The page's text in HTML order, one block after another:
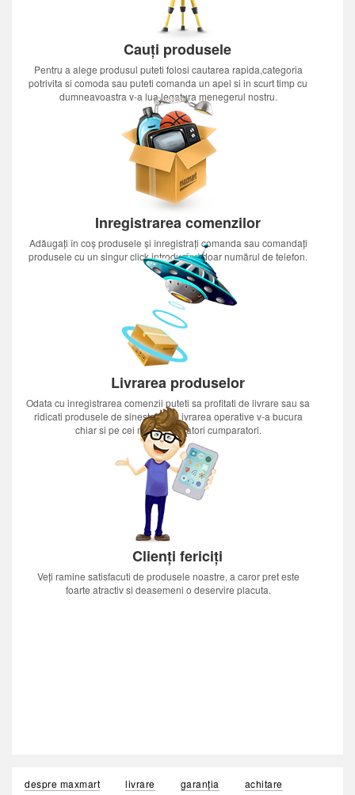
Cauți produsele
Pentru a alege produsul puteti folosi cautarea rapida,categoria
potrivita si comoda sau puteti comanda un apel si in scurt timp cu
dumneavoastra v-a lua legatura menegerul nostru.
Inregistrarea comenzilor
Adăugați în coș produsele și înregistrați comanda sau comandați
produsele cu un singur click introducînd doar numărul de telefon.
Livrarea produselor
Odata cu inregistrarea comenzii puteti sa profitati de livrare sau sa
ridicati produsele de sinestatator.Livrarea operative v-a bucura
chiar si pe cei mai nerabdatori cumparatori.
Clienți fericiți
Veți ramine satisfacuti de produsele noastre, a caror pret este
foarte atractiv si deasemeni o deservire placuta.
despre maxmart livrare garanția
achitare